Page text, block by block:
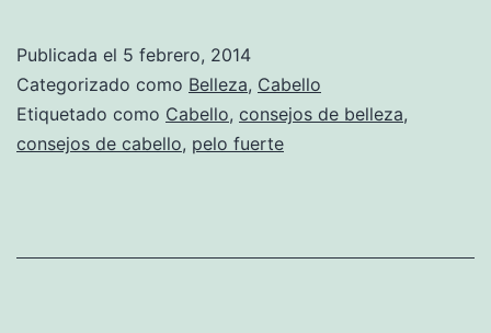
Publicada el 5 febrero, 2014
Categorizado como Belleza, Cabello
Etiquetado como Cabello, consejos de belleza,
consejos de cabello, pelo fuerte